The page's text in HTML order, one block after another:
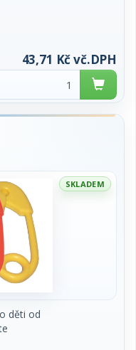
a
uvnitř
43,71 Kč vč.DPH
SKLADEM
děti od